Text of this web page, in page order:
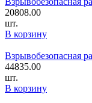
20808.00
шт.
В корзину
Взрывобезопасная
44835.00
шт.
В корзину